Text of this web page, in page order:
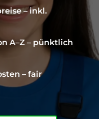
– inkl.
A–Z – pünktlich
– fair